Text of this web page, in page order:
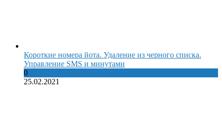
Короткие номера йота. Удаление из черного списка.
Управление SMS и минутами
0
25.02.2021